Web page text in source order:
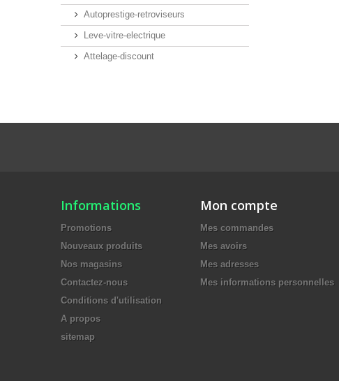
Autoprestige-retroviseurs
Leve-vitre-electrique
Attelage-discount
Informations
Promotions
Nouveaux produits
Nos magasins
Contactez-nous
Conditions d'utilisation
A propos
sitemap
Mon compte
Mes commandes
Mes avoirs
Mes adresses
Mes informations personnelles